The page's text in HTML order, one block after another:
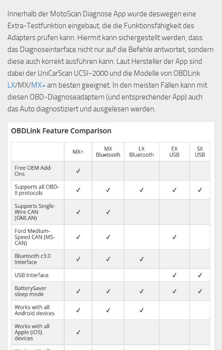
Innerhalb der MotoScan Diagnose App wurde deswegen eine
Extra-Testfunktion eingebaut, die die Funktionsfähigkeit des
Adapters prüfen kann. Hiermit kann sichergestellt werden, dass
das Diagnoseinterface nicht nur auf die Befehle antwortet, sondern
diese auch korrekt ausführen kann. Laut Hersteller der App sind
dabei der UniCarScan UCSI-2000 und die Modelle von OBDLink
LX/MX/MX+am besten geeignet. In den meisten Fällen kann mit
diesen OBD-Diagnoseadaptern (und entsprechender App) auch
das Auto diagnostiziert und ausgelesen werden.